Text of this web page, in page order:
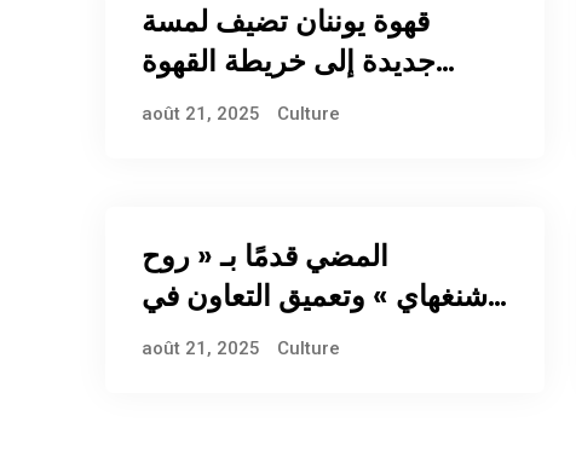
قهوة يوننان تضيف لمسة
جديدة إلى خريطة القهوة
العالمية
août 21, 2025 Culture
المضي قدمًا بـ « روح
شنغهاي » وتعميق التعاون في
مختلف المجالات
août 21, 2025 Culture